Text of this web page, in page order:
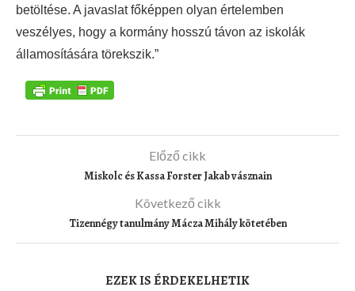
betöltése. A javaslat főképpen olyan értelemben
veszélyes, hogy a kormány hosszú távon az iskolák
államosítására törekszik.”
Előző cikk
Miskolc és Kassa Forster Jakab vásznain
Következő cikk
Tizennégy tanulmány Mácza Mihály kötetében
EZEK IS ÉRDEKELHETIK